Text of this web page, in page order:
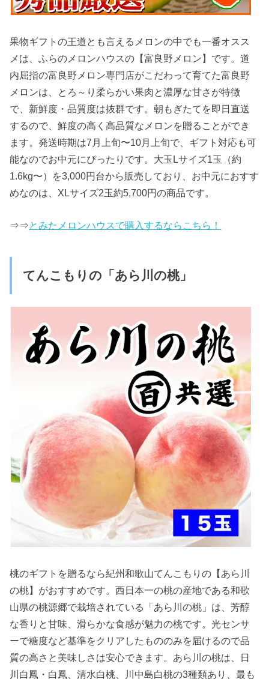
果物ギフトの王道とも言えるメロンの中でも一番オスス
メは、ふらのメロンハウスの【富良野メロン】です。道
内屈指の富良野メロン専門店がこだわって育てた富良野
メロンは、とろ～り柔らかい果肉と濃厚な甘さが特徴
で、新鮮度・品質度は抜群です。朝もぎたてを即日直送
するので、鮮度の高く高品質なメロンを贈ることができ
ます。発送時期は7月上旬〜10月上旬で、ギフト対応も可
能なのでお中元にぴったりです。大玉Lサイズ1玉（約
1.6kg〜）を3,000円台から販売しており、お中元におすす
めなのは、XLサイズ2玉約5,700円の商品です。
⇒⇒とみたメロンハウスで購入するならこちら！
てんこもりの「あら川の桃」
桃のギフトを贈るなら紀州和歌山てんこもりの【あら川
の桃】がおすすめです。西日本一の桃の産地である和歌
山県の桃源郷で栽培されている「あら川の桃」は、芳醇
な香りと甘味、滑らかな食感が魅力の桃です。光センサ
ーで糖度など基準をクリアしたもののみを届けるので品
質の高さと美味しさは安心できます。あら川の桃は、日
川白鳳・白鳳、清水白桃、川中島白桃の3種類あり、最も